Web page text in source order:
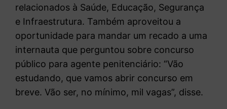
relacionados à Saúde, Educação, Segurança
e Infraestrutura. Também aproveitou a
oportunidade para mandar um recado a uma
internauta que perguntou sobre concurso
público para agente penitenciário: “Vão
estudando, que vamos abrir concurso em
breve. Vão ser, no mínimo, mil vagas”, disse.